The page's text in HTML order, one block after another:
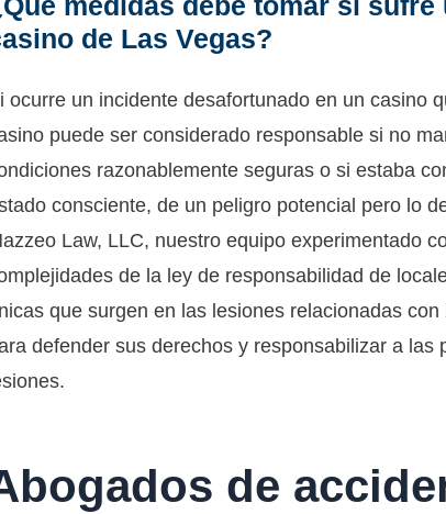
de Las Vegas?
ocurre un incidente desafortunado en un casino
puede ser considerado responsable si no
razonablemente seguras o si estaba
consciente, de un peligro potencial pero lo
Law, LLC, nuestro equipo experimentado
de la ley de responsabilidad de
que surgen en las lesiones relacionadas
defender sus derechos y responsabilizar a las
de